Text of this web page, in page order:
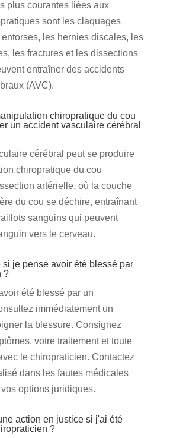
plus courantes liées aux
sont les claquages
les hernies discales, les
les fractures et les dissections
entraîner des accidents
(AVC).
chiropratique du cou
un accident vasculaire cérébral
cérébral peut se produire
chiropratique du cou
artérielle, où la couche
du cou se déchire, entraînant
sanguins qui peuvent
vers le cerveau.
je pense avoir été blessé par
?
été blessé par un
immédiatement un
la blessure. Consignez
votre traitement et toute
le chiropraticien. Contactez
dans les fautes médicales
options juridiques.
action en justice si j'ai été
?